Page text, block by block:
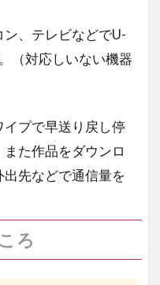
、テレビなどでU-
（対応しいない機器
プで早送り戻し停
た作品をダウンロ
先などで通信量を
ろ